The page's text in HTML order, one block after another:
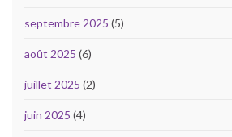
septembre 2025 (5)
août 2025 (6)
juillet 2025 (2)
juin 2025 (4)